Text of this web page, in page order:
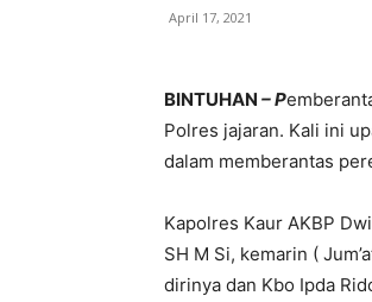
April 17, 2021
BINTUHAN – P
Polres jajaran. Kali ini
dalam memberantas
Kapolres Kaur AKBP
SH M Si, kemarin (
dirinya dan Kbo Ipda